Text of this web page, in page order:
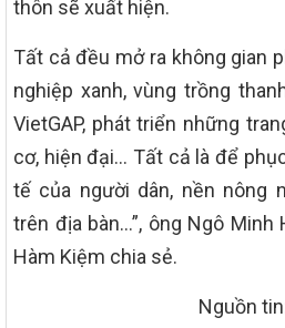
thôn sẽ xuất hiện.
Tất cả đều mở ra không gian
nghiệp xanh, vùng trồng
VietGAP, phát triển những
cơ, hiện đại… Tất cả là để
tế của người dân, nền nông
trên địa bàn…”, ông Ngô Minh
Hàm Kiệm chia sẻ.
Nguồn